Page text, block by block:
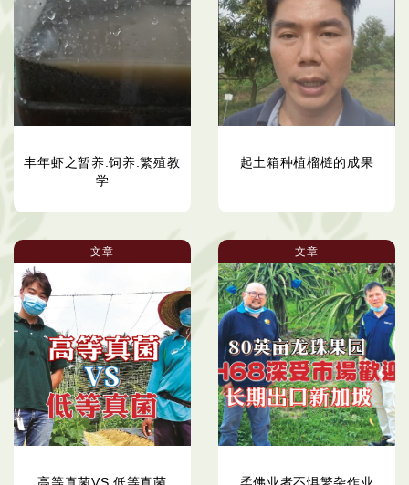
丰年虾之暂养.饲养.繁殖教
学
起土箱种植榴梿的成果
文章 文章